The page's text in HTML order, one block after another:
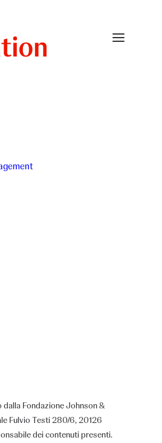
Fondazione Johnson &
Fulvio Testi 280/6, 20126
dei contenuti presenti.